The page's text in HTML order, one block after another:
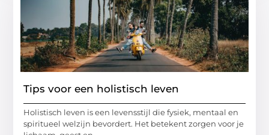
Tips voor een holistisch leven
Holistisch leven is een levensstijl die fysiek, mentaal en
spiritueel welzijn bevordert. Het betekent zorgen voor je